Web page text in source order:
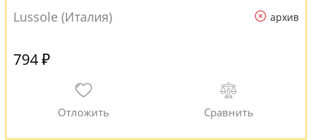
Lussole (Италия)
архив
794 ₽